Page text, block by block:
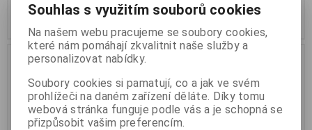
Koupit
Souhlas s využitím souborů cookies
Na našem webu pracujeme se soubory cookies,
které nám pomáhají zkvalitnit naše služby a
personalizovat nabídky.
Soubory cookies si pamatují, co a jak ve svém
prohlížeči na daném zařízení děláte. Díky tomu
webová stránka funguje podle vás a je schopná se
přizpůsobit vašim preferencím.